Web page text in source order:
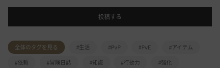
投稿する
全体のタグを見る #生活 #PvP #PvE
#アイテム
#依頼
#冒険日誌 #知識 #行動力
#強化